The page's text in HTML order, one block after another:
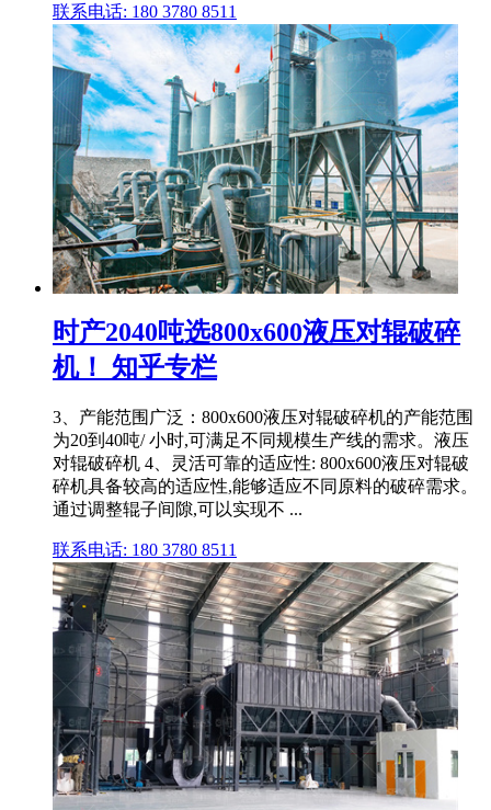
联系电话: 180 3780 8511
时产2040吨选800x600液压对辊破碎
机！ 知乎专栏
3、产能范围广泛：800x600液压对辊破碎机的产能范围
为20到40吨/ 小时,可满足不同规模生产线的需求。液压
对辊破碎机 4、灵活可靠的适应性: 800x600液压对辊破
碎机具备较高的适应性,能够适应不同原料的破碎需求。
通过调整辊子间隙,可以实现不 ...
联系电话: 180 3780 8511